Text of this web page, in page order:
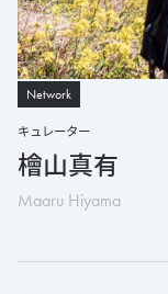
Network
キュレーター
檜山真有
Maaru Hiyama